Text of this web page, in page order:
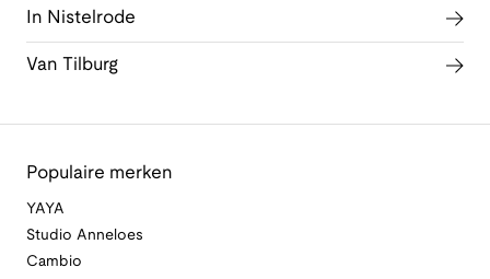
In Nistelrode
Van Tilburg
Populaire merken
YAYA
Studio Anneloes
Cambio